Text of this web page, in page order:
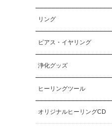
リング
ピアス・イヤリング
浄化グッズ
ヒーリングツール
オリジナルヒーリングCD